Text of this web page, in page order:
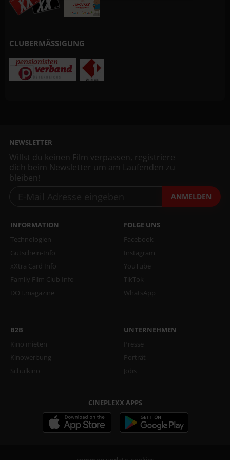
CLUBERMÄSSIGUNG
NEWSLETTER
Willst du keinen Film verpassen, registriere
dich beim Newsletter um am Laufenden zu
bleiben!
ANMELDEN
INFORMATION
Technologien
Gutschein-Info
xXtra Card Info
Family Film Club Info
DOT.magazine
FOLGE UNS
Facebook
Instagram
YouTube
TikTok
WhatsApp
B2B
Kino mieten
Kinowerbung
Schulkino
UNTERNEHMEN
Presse
Porträt
Jobs
CINEPLEXX APPS